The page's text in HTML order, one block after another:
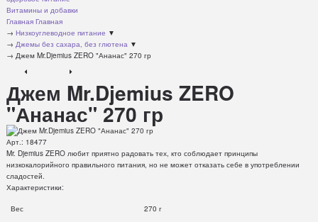
Витамины и добавки
Главная Главная
→ Низкоуглеводное питание ▼
→ Джемы без сахара, без глютена ▼
→ Джем Mr.Djemius ZERO "Ананас" 270 гр
Джем Mr.Djemius ZERO
"Ананас" 270 гр
Арт.: 18477
Mr. Djemius ZERO любит приятно радовать тех, кто соблюдает принципы
низкокалорийного правильного питания, но не может отказать себе в употреблении
сладостей.
Характеристики:
Вес 270 г